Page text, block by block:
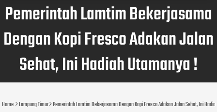
Pemerintah Lamtim Bekerjasama
Dengan Kopi Fresco Adakan Jalan
Sehat, Ini Hadiah Utamanya !
Home Lampung Timur Pemerintah Lamtim Bekerjasama Dengan Kopi Fresco Adakan Jalan Sehat, Ini